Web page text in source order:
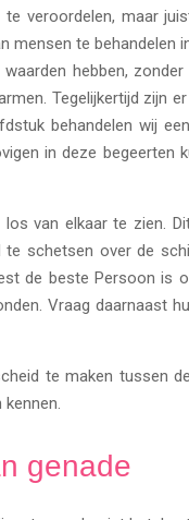
veroordelen, maar
te behandelen
hebben,
Tegelijkertijd zijn
behandelen wij
in deze begeerten
van elkaar te zien.
schetsen over de
de beste Persoon is
Vraag daarnaast
te maken tussen
genade